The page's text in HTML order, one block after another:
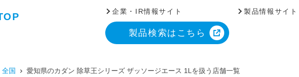
企業・IR情報サイト 製品情報サイト
製品検索はこちら
全国 愛知県のカダン 除草王シリーズ ザッソージエース 1Lを扱う店舗一覧